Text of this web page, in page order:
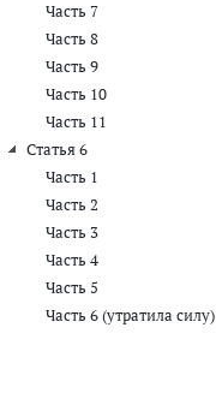
Часть 7
Часть 8
Часть 9
Часть 10
Часть 11
Статья 6
Часть 1
Часть 2
Часть 3
Часть 4
Часть 5
Часть 6 (утратила силу)